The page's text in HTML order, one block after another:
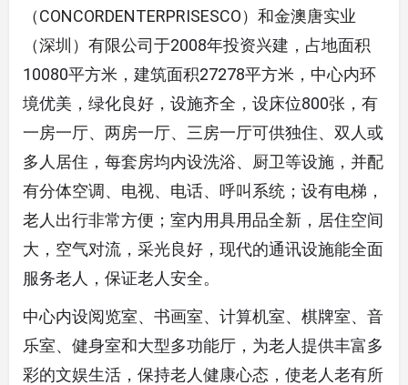
（CONCORDENTERPRISESCO）和金澳唐实业
（深圳）有限公司于2008年投资兴建，占地面积
10080平方米，建筑面积27278平方米，中心内环
境优美，绿化良好，设施齐全，设床位800张，有
一房一厅、两房一厅、三房一厅可供独住、双人或
多人居住，每套房均内设洗浴、厨卫等设施，并配
有分体空调、电视、电话、呼叫系统；设有电梯，
老人出行非常方便；室内用具用品全新，居住空间
大，空气对流，采光良好，现代的通讯设施能全面
服务老人，保证老人安全。
中心内设阅览室、书画室、计算机室、棋牌室、音
乐室、健身室和大型多功能厅，为老人提供丰富多
彩的文娱生活，保持老人健康心态，使老人老有所